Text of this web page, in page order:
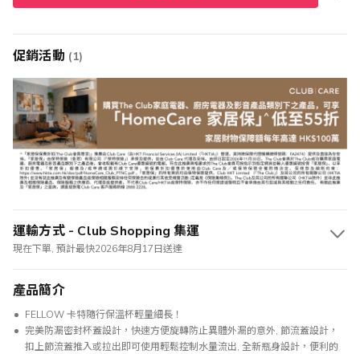
促銷活動 (1)
運輸方式 - Club Shopping 集運
現在下單, 預計最快2026年8月17日送達
產品簡介
FELLOW 卡特隨行保溫杯輕量細長！
完美防漏密封杯蓋設計，快速方便旋轉防止異體外漏的意外, 節流蓋設計，
扣上節流蓋推入或拉出即可使用輕鬆控制水量流出, 全新瓶身設計，便利的